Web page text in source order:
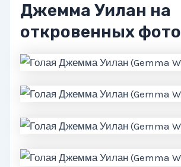
Джемма Уилан на
откровенных фото